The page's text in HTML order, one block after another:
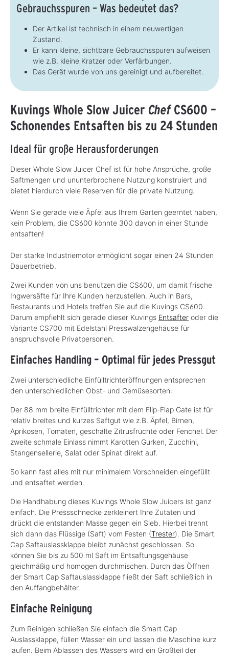
Gebrauchsspuren – Was bedeutet das?
Der Artikel ist technisch in einem neuwertigen
Zustand.
Er kann kleine, sichtbare Gebrauchsspuren aufweisen
wie z.B. kleine Kratzer oder Verfärbungen.
Das Gerät wurde von uns gereinigt und aufbereitet.
Kuvings Whole Slow Juicer ChefCS600 –
Schonendes Entsaften bis zu 24 Stunden
Ideal für große Herausforderungen
Dieser Whole Slow Juicer Chef ist für hohe Ansprüche, große
Saftmengen und ununterbrochene Nutzung konstruiert und
bietet hierdurch viele Reserven für die private Nutzung.
Wenn Sie gerade viele Äpfel aus Ihrem Garten geerntet haben,
kein Problem, die CS600 könnte 300 davon in einer Stunde
entsaften!
Der starke Industriemotor ermöglicht sogar einen 24 Stunden
Dauerbetrieb.
Zwei Kunden von uns benutzen die CS600, um damit frische
Ingwersäfte für Ihre Kunden herzustellen. Auch in Bars,
Restaurants und Hotels treffen Sie auf die Kuvings CS600.
Darum empfiehlt sich gerade dieser Kuvings Entsafter oder die
Variante CS700 mit Edelstahl Presswalzengehäuse für
anspruchsvolle Privatpersonen.
Einfaches Handling – Optimal für jedes Pressgut
Zwei unterschiedliche Einfülltrichteröffnungen entsprechen
den unterschiedlichen Obst- und Gemüsesorten:
Der 88 mm breite Einfülltrichter mit dem Flip-Flap Gate ist für
relativ breites und kurzes Saftgut wie z.B. Äpfel, Birnen,
Aprikosen, Tomaten, geschälte Zitrusfrüchte oder Fenchel. Der
zweite schmale Einlass nimmt Karotten Gurken, Zucchini,
Stangensellerie, Salat oder Spinat direkt auf.
So kann fast alles mit nur minimalem Vorschneiden eingefüllt
und entsaftet werden.
Die Handhabung dieses Kuvings Whole Slow Juicers ist ganz
einfach. Die Pressschnecke zerkleinert Ihre Zutaten und
drückt die entstanden Masse gegen ein Sieb. Hierbei trennt
sich dann das Flüssige (Saft) vom Festen (Trester). Die Smart
Cap Saftauslassklappe bleibt zunächst geschlossen. So
können Sie bis zu 500 ml Saft im Entsaftungsgehäuse
gleichmäßig und homogen durchmischen. Durch das Öffnen
der Smart Cap Saftauslassklappe fließt der Saft schließlich in
den Auffangbehälter.
Einfache Reinigung
Zum Reinigen schließen Sie einfach die Smart Cap
Auslassklappe, füllen Wasser ein und lassen die Maschine kurz
laufen. Beim Ablassen des Wassers wird ein Großteil der